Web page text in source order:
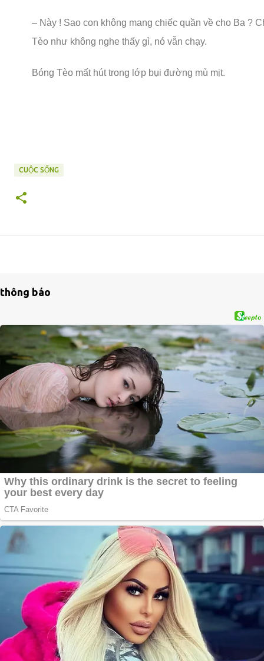
– Này ! Sao con không mang chiếc quần về cho Ba ?
Tèo như không nghe thấy gì, nó vẫn chạy.
Bóng Tèo mất hút trong lớp bụi đường mù mịt.
CUỘC SỐNG
thông báo